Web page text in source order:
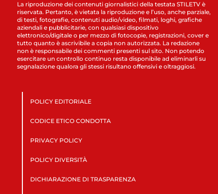
La riproduzione dei contenuti giornalistici della testata STILETV è
riservata. Pertanto, è vietata la riproduzione e l’uso, anche parziale,
di testi, fotografie, contenuti audio/video, filmati, loghi, grafiche
aziendali e pubblicitarie, con qualsiasi dispositivo
elettronico/digitale o per mezzo di fotocopie, registrazioni, cover e
tutto quanto è ascrivibile a copia non autorizzata. La redazione
non è responsabile dei commenti presenti sul sito. Non potendo
esercitare un controllo continuo resta disponibile ad eliminarli su
segnalazione qualora gli stessi risultano offensivi e oltraggiosi.
POLICY EDITORIALE
CODICE ETICO CONDOTTA
PRIVACY POLICY
POLICY DIVERSITÀ
DICHIARAZIONE DI TRASPARENZA